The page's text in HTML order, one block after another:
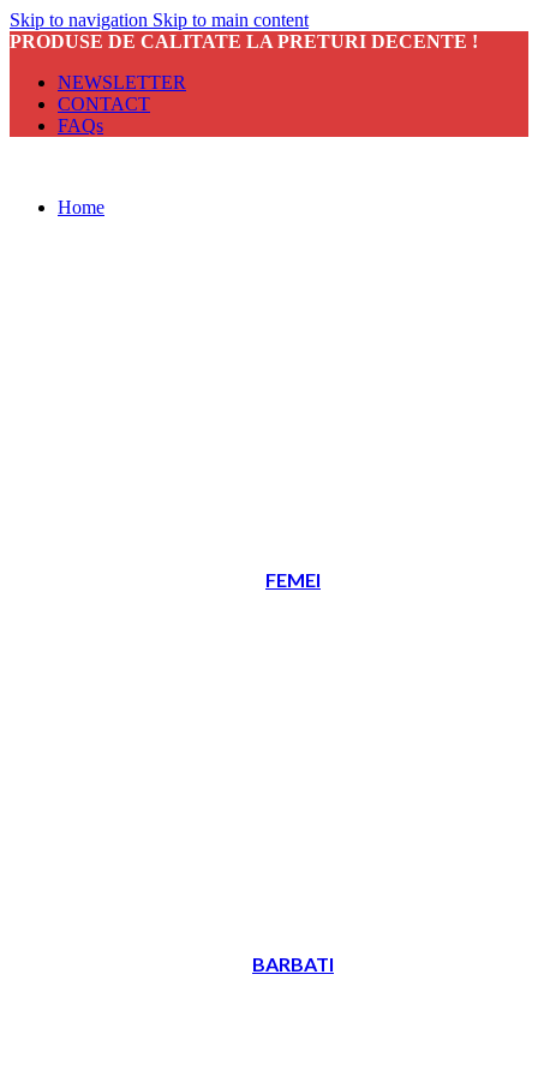
Skip to navigation Skip to main content
PRODUSE DE CALITATE LA PRETURI DECENTE !
NEWSLETTER
CONTACT
FAQs
Home
FEMEI
BARBATI